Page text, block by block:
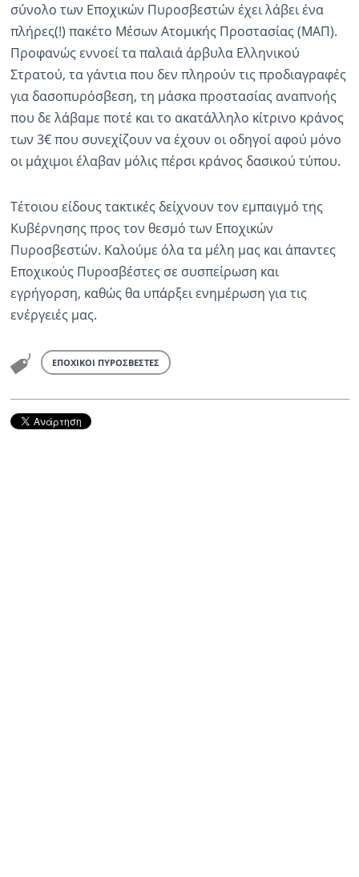
σύνολο των Εποχικών Πυροσβεστών έχει λάβει ένα
πλήρες(!) πακέτο Μέσων Ατομικής Προστασίας (ΜΑΠ).
Προφανώς εννοεί τα παλαιά άρβυλα Ελληνικού
Στρατού, τα γάντια που δεν πληρούν τις προδιαγραφές
για δασοπυρόσβεση, τη μάσκα προστασίας αναπνοής
που δε λάβαμε ποτέ και το ακατάλληλο κίτρινο κράνος
των 3€ που συνεχίζουν να έχουν οι οδηγοί αφού μόνο
οι μάχιμοι έλαβαν μόλις πέρσι κράνος δασικού τύπου.
Τέτοιου είδους τακτικές δείχνουν τον εμπαιγμό της
Κυβέρνησης προς τον θεσμό των Εποχικών
Πυροσβεστών. Καλούμε όλα τα μέλη μας και άπαντες
Εποχικούς Πυροσβέστες σε συσπείρωση και
εγρήγορση, καθώς θα υπάρξει ενημέρωση για τις
ενέργειές μας.
ΕΠΟΧΙΚΟΙ ΠΥΡΟΣΒΕΣΤΕΣ